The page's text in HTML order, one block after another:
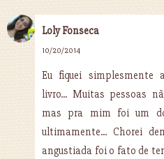
Loly Fonseca
10/20/2014
Eu fiquei simplesmente
livro... Muitas pessoas
mas pra mim foi um
ultimamente... Chorei
angustiada foi o fato de